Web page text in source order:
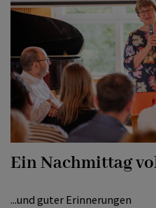
REFERATE &
PROJEKTE
Ein Nachmittag
...und guter Erinnerungen